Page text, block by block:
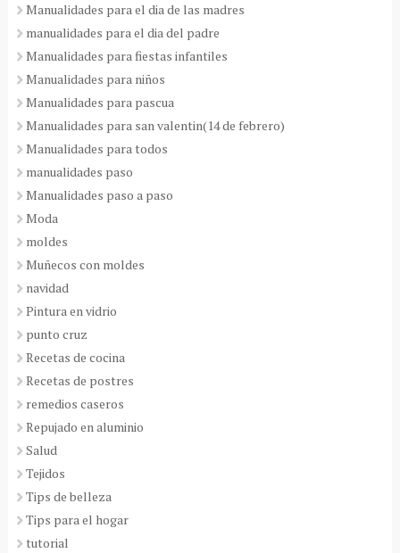
Manualidades para el dia de las madres
manualidades para el dia del padre
Manualidades para fiestas infantiles
Manualidades para niños
Manualidades para pascua
Manualidades para san valentin(14 de febrero)
Manualidades para todos
manualidades paso
Manualidades paso a paso
Moda
moldes
Muñecos con moldes
navidad
Pintura en vidrio
punto cruz
Recetas de cocina
Recetas de postres
remedios caseros
Repujado en aluminio
Salud
Tejidos
Tips de belleza
Tips para el hogar
tutorial